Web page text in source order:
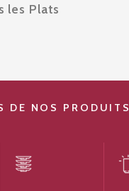
les Plats
DE NOS PRODUITS